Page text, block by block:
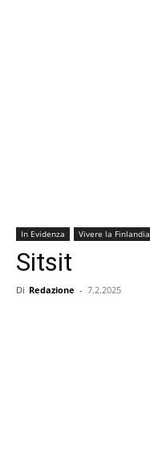
In Evidenza Vivere la Finlandia
Sitsit
Di Redazione - 7.2.2025